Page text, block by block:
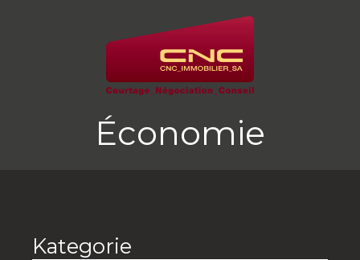
Économie
Kategorie